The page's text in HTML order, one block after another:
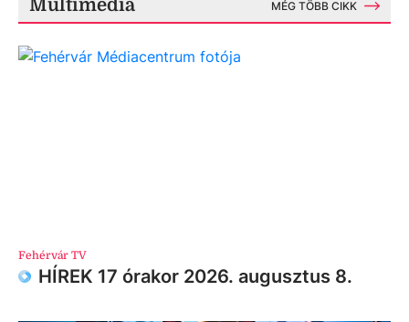
Multimédia MÉG TÖBB CIKK
Fehérvár TV
HÍREK 17 órakor 2026. augusztus 8.